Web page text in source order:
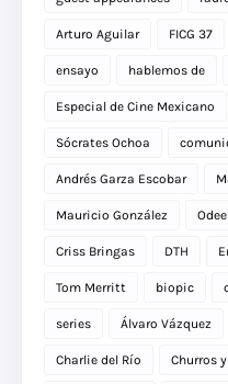
Arturo Aguilar FICG 37
ensayo hablemos de
Especial de Cine Mexicano
Sócrates Ochoa
Andrés Garza Escobar
Mauricio González
Criss Bringas DTH
Tom Merritt biopic
series Álvaro Vázquez
Charlie del Río Churros